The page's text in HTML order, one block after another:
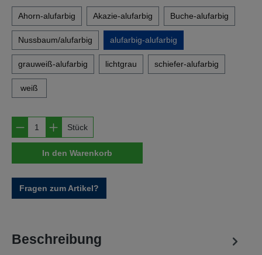
Ahorn-alufarbig Akazie-alufarbig Buche-alufarbig
Nussbaum/alufarbig alufarbig-alufarbig
grauweiß-alufarbig lichtgrau schiefer-alufarbig
weiß
Produkt Anzahl: Gib den gewünschten
Stück
In den Warenkorb
Fragen zum Artikel?
Beschreibung